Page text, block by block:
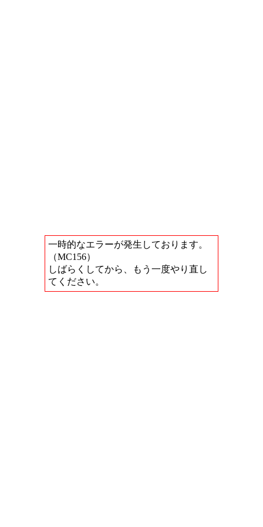
一時的なエラーが発生しております。
（MC156）
しばらくしてから、もう一度やり直し
てください。